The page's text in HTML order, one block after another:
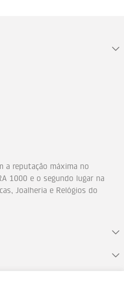
a reputação máxima no
1000 e o segundo lugar na
Joalheria e Relógios do